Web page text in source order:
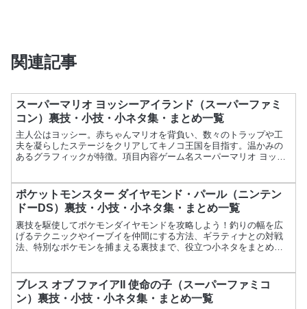
関連記事
スーパーマリオ ヨッシーアイランド（スーパーファミ
コン）裏技・小技・小ネタ集・まとめ一覧
主人公はヨッシー。赤ちゃんマリオを背負い、数々のトラップや工
夫を凝らしたステージをクリアしてキノコ王国を目指す。温かみの
あるグラフィックが特徴。項目内容ゲーム名スーパーマリオ ヨッシ
ポケットモンスター ダイヤモンド・パール（ニンテン
ドーDS）裏技・小技・小ネタ集・まとめ一覧
裏技を駆使してポケモンダイヤモンドを攻略しよう！釣りの幅を広
げるテクニックやイーブイを仲間にする方法、ギラティナとの対戦
法、特別なポケモンを捕まえる裏技まで、役立つ小ネタをまとめま
ブレス オブ ファイアII 使命の子（スーパーファミコ
ン）裏技・小技・小ネタ集・まとめ一覧